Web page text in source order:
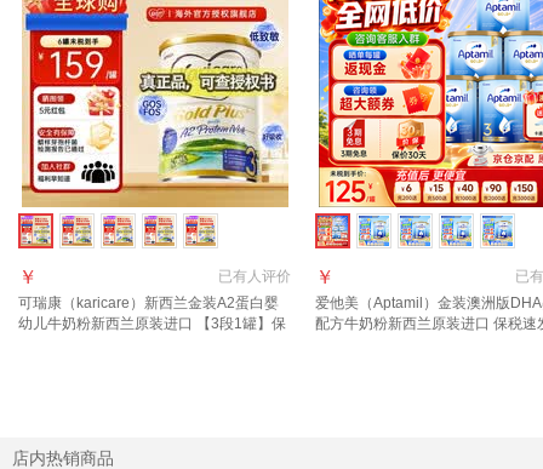
已有人评价
￥
可瑞康（karicare）新西兰金装A2蛋白婴
幼儿牛奶粉新西兰原装进口 【3段1罐】保
已有
￥
爱他美（Aptamil）金装澳洲版
配方牛奶粉新西兰原装进口 保税速
店内热销商品